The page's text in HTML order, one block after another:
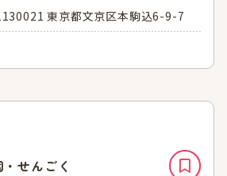
東京都文京区本駒込6-9-7
せんごく